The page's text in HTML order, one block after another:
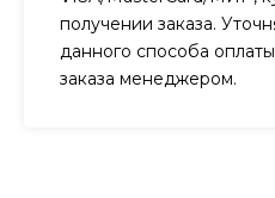
получении заказа.
данного способа
заказа менеджером.